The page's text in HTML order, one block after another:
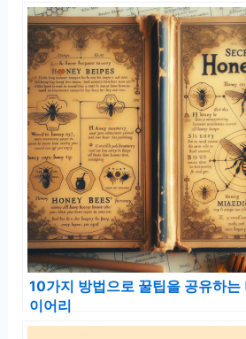
10가지 방법으로 꿀팁을 공유하는
이어리